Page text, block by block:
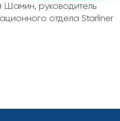
Шамин, руководитель
отдела Starliner